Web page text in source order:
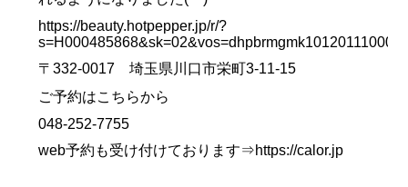
https://beauty.hotpepper.jp/r/?
s=H000485868&sk=02&vos=dhpbrmgmk10120111000
〒332-0017 埼玉県川口市栄町3-11-15
ご予約はこちらから
048-252-7755
web予約も受け付けております⇒https://calor.jp